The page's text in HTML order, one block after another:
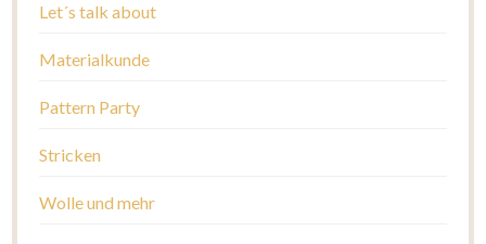
Let´s talk about
Materialkunde
Pattern Party
Stricken
Wolle und mehr